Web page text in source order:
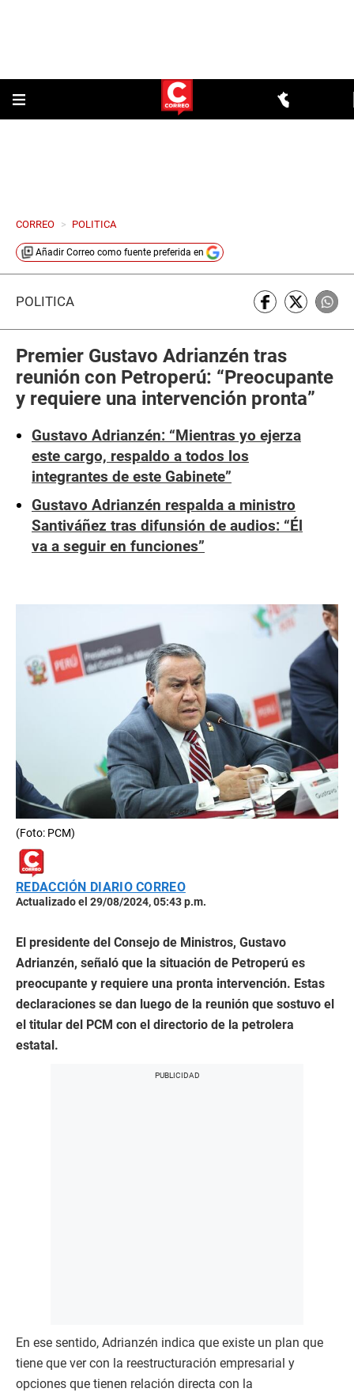
CORREO > POLITICA
Añadir Correo como fuente preferida en
POLÍTICA
Premier Gustavo Adrianzén tras
reunión con Petroperú: “Preocupante
y requiere una intervención pronta”
Gustavo Adrianzén: “Mientras yo ejerza
este cargo, respaldo a todos los
integrantes de este Gabinete”
Gustavo Adrianzén respalda a ministro
Santiváñez tras difunsión de audios: “Él
va a seguir en funciones”
(Foto: PCM)
REDACCIÓN DIARIO CORREO
Actualizado el 29/08/2024, 05:43 p.m.
El presidente del Consejo de Ministros, Gustavo
Adrianzén, señaló que la situación de Petroperú es
preocupante y requiere una pronta intervención. Estas
declaraciones se dan luego de la reunión que sostuvo el
el titular del PCM con el directorio de la petrolera
estatal.
En ese sentido, Adrianzén indica que existe un plan que
tiene que ver con la reestructuración empresarial y
opciones que tienen relación directa con la